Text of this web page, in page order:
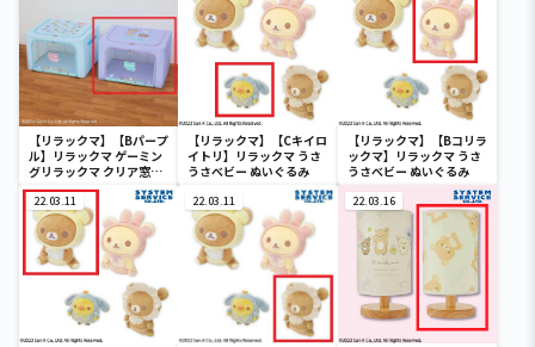
【リラックマ】【Bパープ
ル】リラックマ ゲーミン
グリラックマ クリア窓付
き収納ボックス
【リラックマ】【Cキイロ
イトリ】リラックマ うさ
うさべビー ぬいぐるみ
【リラックマ】【Bコリラ
ックマ】リラックマ うさ
うさべビー ぬいぐるみ
22.03.11 22.03.11 22.03.16